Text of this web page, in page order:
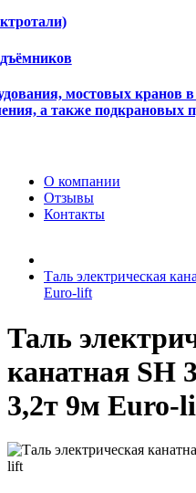
мостовых кранов в
а также подкрановых
О компании
Отзывы
Контакты
Таль электрическая
Euro-lift
Таль
канатная
3,2т 9м Euro-